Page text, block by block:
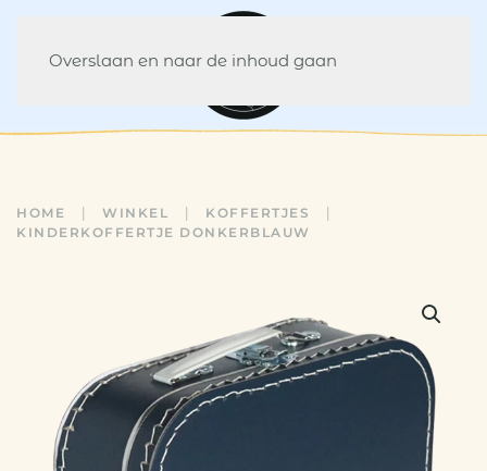
Overslaan en naar de inhoud gaan
HOME WINKEL
KOFFERTJES
KINDERKOFFERTJE DONKERBLAUW